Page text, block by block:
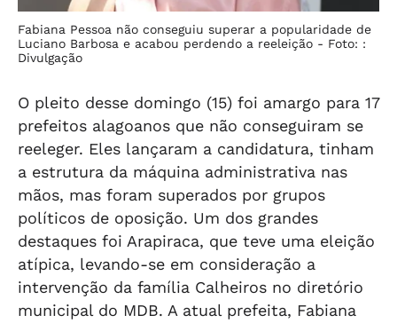
Fabiana Pessoa não conseguiu superar a popularidade de
Luciano Barbosa e acabou perdendo a reeleição - Foto: :
Divulgação
O pleito desse domingo (15) foi amargo para 17
prefeitos alagoanos que não conseguiram se
reeleger. Eles lançaram a candidatura, tinham
a estrutura da máquina administrativa nas
mãos, mas foram superados por grupos
políticos de oposição. Um dos grandes
destaques foi Arapiraca, que teve uma eleição
atípica, levando-se em consideração a
intervenção da família Calheiros no diretório
municipal do MDB. A atual prefeita, Fabiana